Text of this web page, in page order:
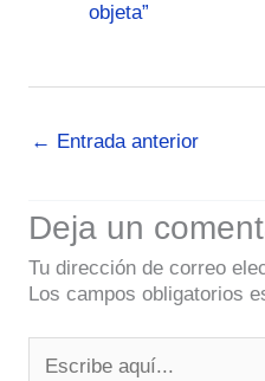
objeta”
← Entrada anterior
Deja un
Tu dirección de correo
Los campos obligatorios
aquí...